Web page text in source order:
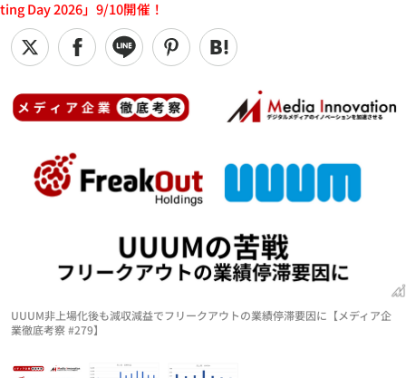
ting Day 2026」9/10開催！
UUUM非上場化後も減収減益でフリークアウトの業績停滞要因に【メディア企
業徹底考察 #279】